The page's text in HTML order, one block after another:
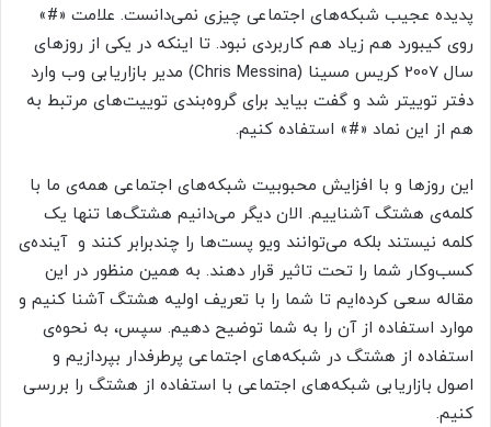
پدیده عجیب شبکه‌های اجتماعی چیزی نمی‌دانست. علامت «#»
روی کیبورد هم زیاد هم کاربردی نبود. تا اینکه در یکی از روزهای
سال 2007 کریس مسینا (Chris Messina) مدیر بازاریابی وب وارد
دفتر توییتر شد و گفت بیاید برای گروه‌بندی توییت‌های مرتبط به
هم از این نماد «#» استفاده کنیم.
این روزها و با افزایش محبوبیت شبکه‌های اجتماعی همه‌ی ما با
کلمه‌ی هشتگ آشناییم. الان دیگر می‌دانیم هشتگ‌ها تنها یک
کلمه نیستند بلکه می‌توانند ویو پست‌ها را چندبرابر کنند و آینده‌ی
کسب‌و‌کار شما را تحت تاثیر قرار دهند. به همین منظور در این
مقاله سعی کرده‌ایم تا شما را با تعریف اولیه هشتگ آشنا کنیم و
موارد استفاده از آن را به شما توضیح دهیم. سپس، به نحوه‌ی
استفاده از هشتگ در شبکه‌های اجتماعی پرطرفدار بپردازیم و
اصول بازاریابی شبکه‌های اجتماعی با استفاده از هشتگ را بررسی
کنیم.